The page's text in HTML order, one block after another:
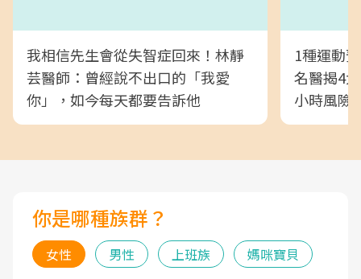
我相信先生會從失智症回來！林靜
芸醫師：曾經說不出口的「我愛
你」，如今每天都要告訴他
1種運動
名醫揭4
小時風險
你是哪種族群？
女性 男性 上班族 媽咪寶貝